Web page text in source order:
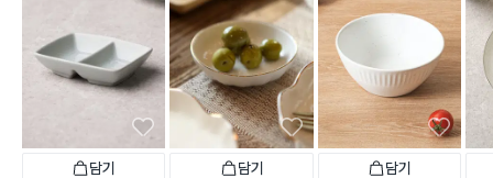
담기 담기 담기